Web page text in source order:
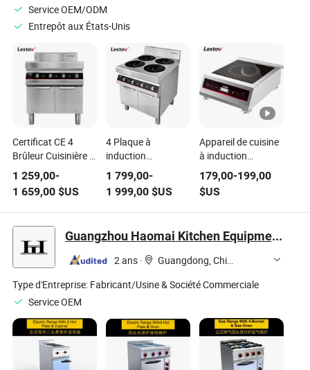
Service OEM/ODM
Entrepôt aux États-Unis
Certificat CE 4
Brûleur Cuisinière à
Induction
Commerciale Plage
d'Induction
Industrielle
1 259,00-
1 659,00 $US
4 Plaque à
induction
commerciale
Burner, gamme
d'induction
industrielle
1 799,00-
1 999,00$US
Appareil de cuisine
à induction
commercial pour
restaurant
179,00-199,00
$US
Guangzhou Haomai Kitchen Equipment Co., Ltd.
2 ans ·
Guangdong, China
Type d'Entreprise: Fabricant/Usine & Société Commerciale
Service OEM